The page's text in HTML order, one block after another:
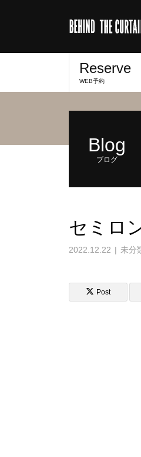
Reserve
WEB予約
Blog
ブログ
セミロ
2022.12.22 未分
Post